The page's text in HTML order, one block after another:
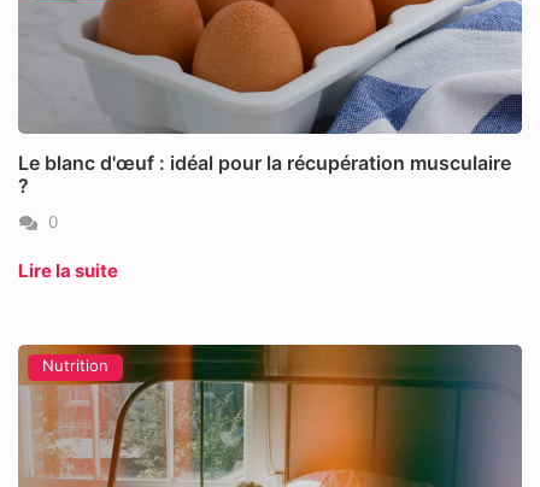
Le blanc d'œuf : idéal pour la récupération musculaire
?
0
Lire la suite
Nutrition